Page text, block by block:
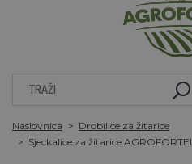
Naslovnica
Drobilice za žitarice
Sjeckalice za žitarice AGROFORTEL